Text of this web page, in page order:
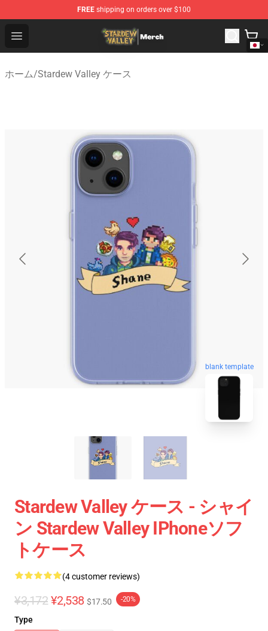
FREE shipping on orders over $100
Open menu
Stardew Valley Store - Official Stardew Valley
ホーム/Stardew Valley ケース
blank template
Stardew Valley ケース - シャイ
ン Stardew Valley IPhoneソフ
トケース
(4 customer reviews)
¥3,172 ¥2,538 $17.50 -20%
Type